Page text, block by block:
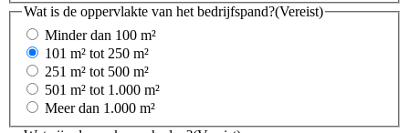
Wat is de oppervlakte van het bedrijfspand?(Vereist)
Minder dan 100 m²
101 m² tot 250 m²
251 m² tot 500 m²
501 m² tot 1.000 m²
Meer dan 1.000 m²